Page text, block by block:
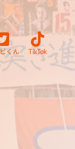
くん TikTok